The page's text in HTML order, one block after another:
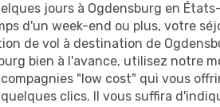
jours à Ogdensburg en
d'un week-end ou plus, votre
de vol à destination de
bien à l'avance, utilisez notre
"low cost" qui vous
clics. Il vous suffira